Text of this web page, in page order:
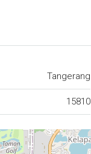
Tangerang
15810